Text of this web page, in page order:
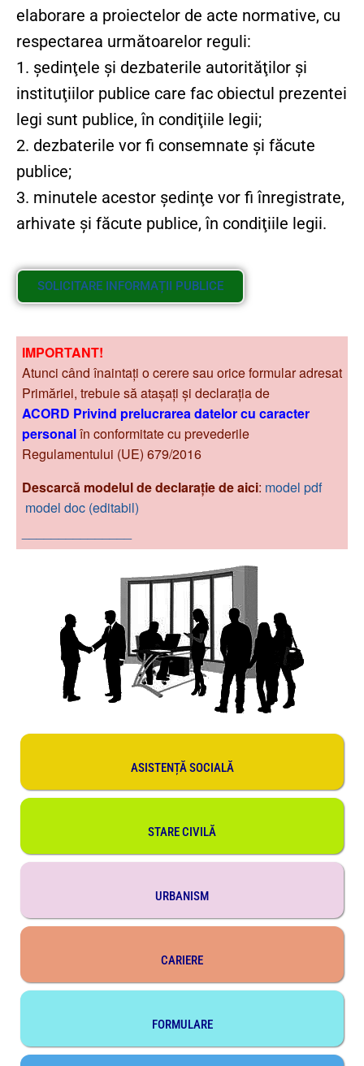
1. şedinţele şi dezbaterile autorităţilor şi
instituţiilor publice care fac obiectul prezentei
legi sunt publice, în condiţiile legii;
2. dezbaterile vor fi consemnate şi făcute
publice;
3. minutele acestor şedinţe vor fi înregistrate,
arhivate şi făcute publice, în condiţiile legii.
SOLICITARE INFORMAȚII PUBLICE
IMPORTANT!
Primăriei, trebuie să atașați și declarația de
ACORD Privind prelucrarea datelor cu caracter
personalîn conformitate cu prevederile
Regulamentului (UE) 679/2016
Descarcă modelul de declarație de aici
model doc (editabil)
_______________
ASISTENȚĂ SOCIALĂ
STARE CIVILĂ
AVERE & INTERESE
Gestionarea consimțământului